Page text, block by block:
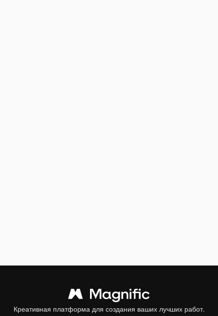
Креативная платформа для создания ваших лучших работ.